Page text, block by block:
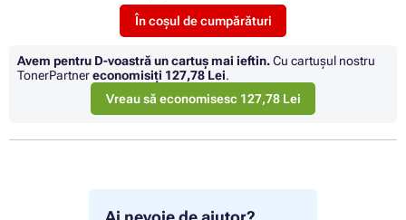
În coșul de cumpărături
Avem pentru D-voastră un cartuș mai ieftin.Cu cartuşul nostru
TonerPartnereconomisiţi 127,78 Lei.
Vreau să economisesc 127,78 Lei